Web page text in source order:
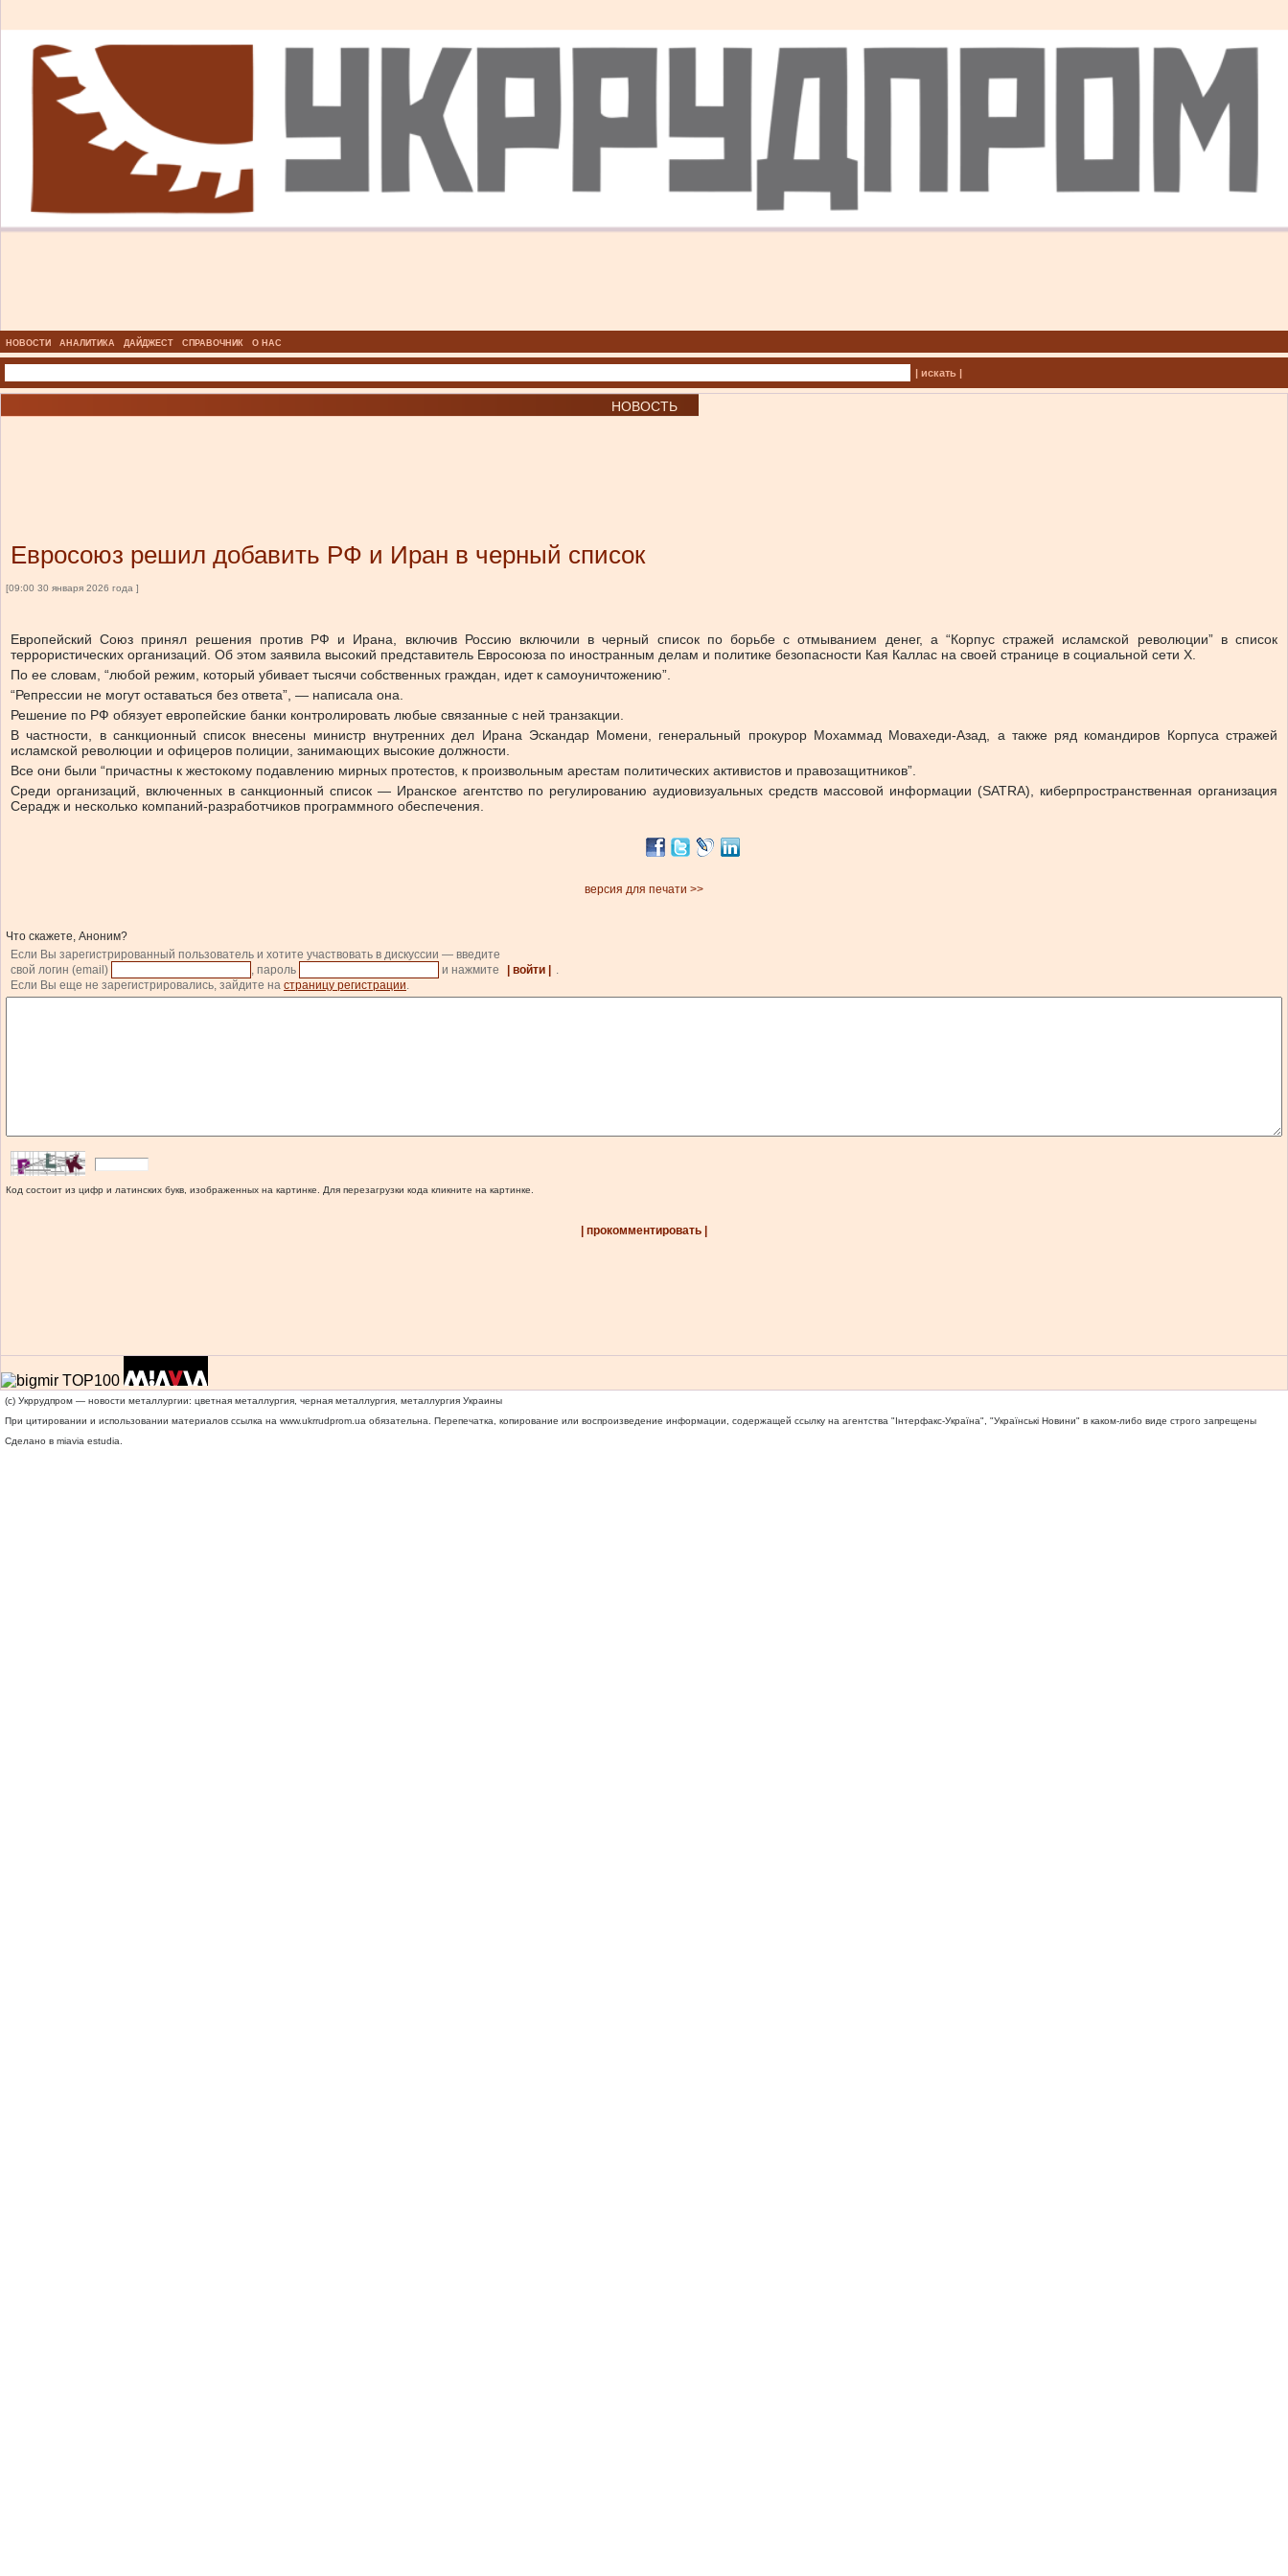
НОВОСТИ АНАЛИТИКА ДАЙДЖЕСТ СПРАВОЧНИК О НАС
| искать |
НОВОСТЬ
Евросоюз решил добавить РФ и Иран в черный список
[09:00 30 января 2026 года ]
Европейский Союз принял решения против РФ и Ирана, включив Россию включили в черный список по борьбе с отмыванием денег, а “Корпус стражей исламской революции” в список
террористических организаций. Об этом заявила высокий представитель Евросоюза по иностранным делам и политике безопасности Кая Каллас на своей странице в социальной сети Х.
По ее словам, “любой режим, который убивает тысячи собственных граждан, идет к самоуничтожению”.
“Репрессии не могут оставаться без ответа”, — написала она.
Решение по РФ обязует европейские банки контролировать любые связанные с ней транзакции.
В частности, в санкционный список внесены министр внутренних дел Ирана Эскандар Момени, генеральный прокурор Мохаммад Мовахеди-Азад, а также ряд командиров Корпуса стражей
исламской революции и офицеров полиции, занимающих высокие должности.
Все они были “причастны к жестокому подавлению мирных протестов, к произвольным арестам политических активистов и правозащитников”.
Среди организаций, включенных в санкционный список — Иранское агентство по регулированию аудиовизуальных средств массовой информации (SATRA), киберпространственная организация
Серадж и несколько компаний-разработчиков программного обеспечения.
версия для печати >>
Что скажете, Аноним?
Если Вы зарегистрированный пользователь и хотите участвовать в дискуссии — введите
свой логин (email)
, пароль и нажмите | войти |
.
Если Вы еще не зарегистрировались, зайдите на страницу регистрации.
Код состоит из цифр и латинских букв, изображенных на картинке. Для перезагрузки кода кликните на картинке.
| прокомментировать |
(c) Укррудпром — новости металлургии: цветная металлургия, черная металлургия, металлургия Украины
При цитировании и использовании материалов ссылка на www.ukrrudprom.ua обязательна. Перепечатка, копирование или воспроизведение информации, содержащей ссылку на агентства "Iнтерфакс-Україна", "Українськi Новини" в каком-либо виде строго запрещены
Сделано в miavia estudia.